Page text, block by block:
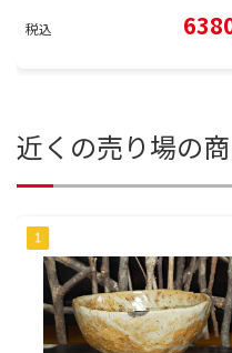
税込
近くの売り場の